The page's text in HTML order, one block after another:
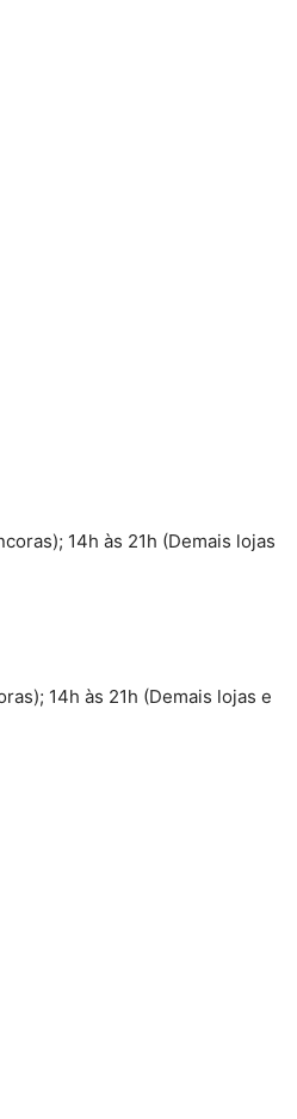
14h às 21h (Demais lojas
14h às 21h (Demais lojas e